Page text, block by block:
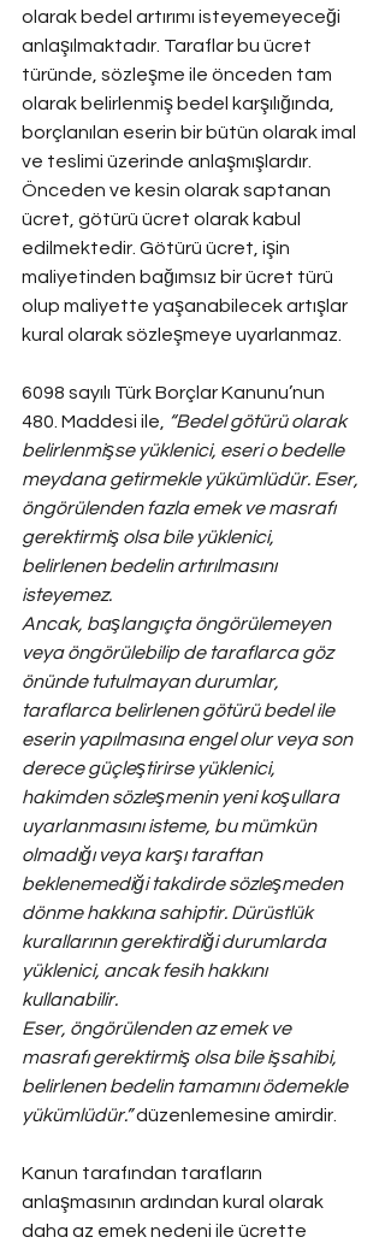
olarak bedel artırımı isteyemeyeceği
anlaşılmaktadır. Taraflar bu ücret
türünde, sözleşme ile önceden tam
olarak belirlenmiş bedel karşılığında,
borçlanılan eserin bir bütün olarak imal
ve teslimi üzerinde anlaşmışlardır.
Önceden ve kesin olarak saptanan
ücret, götürü ücret olarak kabul
edilmektedir. Götürü ücret, işin
maliyetinden bağımsız bir ücret türü
olup maliyette yaşanabilecek artışlar
kural olarak sözleşmeye uyarlanmaz.
6098 sayılı Türk Borçlar Kanunu’nun
480. Maddesi ile,
“Bedel götürü olarak
belirlenmişse yüklenici, eseri o bedelle
meydana getirmekle yükümlüdür. Eser,
öngörülenden fazla emek ve masrafı
gerektirmiş olsa bile yüklenici,
belirlenen bedelin artırılmasını
isteyemez.
Ancak, başlangıçta öngörülemeyen
veya öngörülebilip de taraflarca göz
önünde tutulmayan durumlar,
taraflarca belirlenen götürü bedel ile
eserin yapılmasına engel olur veya son
derece güçleştirirse yüklenici,
hakimden sözleşmenin yeni koşullara
uyarlanmasını isteme, bu mümkün
olmadığı veya karşı taraftan
beklenemediği takdirde sözleşmeden
dönme hakkına sahiptir. Dürüstlük
kurallarının gerektirdiği durumlarda
yüklenici, ancak fesih hakkını
kullanabilir.
Eser, öngörülenden az emek ve
masrafı gerektirmiş olsa bile işsahibi,
belirlenen bedelin tamamını ödemekle
yükümlüdür.” düzenlemesine amirdir.
Kanun tarafından tarafların
anlaşmasının ardından kural olarak
daha az emek nedeni ile ücrette